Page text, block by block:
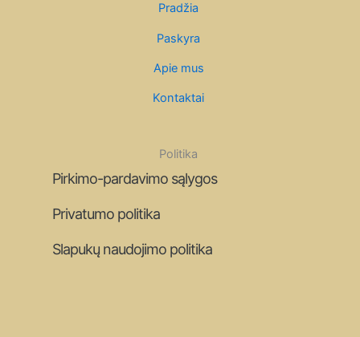
Pradžia
Paskyra
Apie mus
Kontaktai
Politika
Pirkimo-pardavimo sąlygos
Privatumo politika
Slapukų naudojimo politika